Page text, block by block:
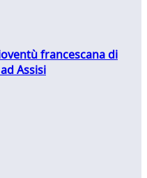
francescana di
Assisi